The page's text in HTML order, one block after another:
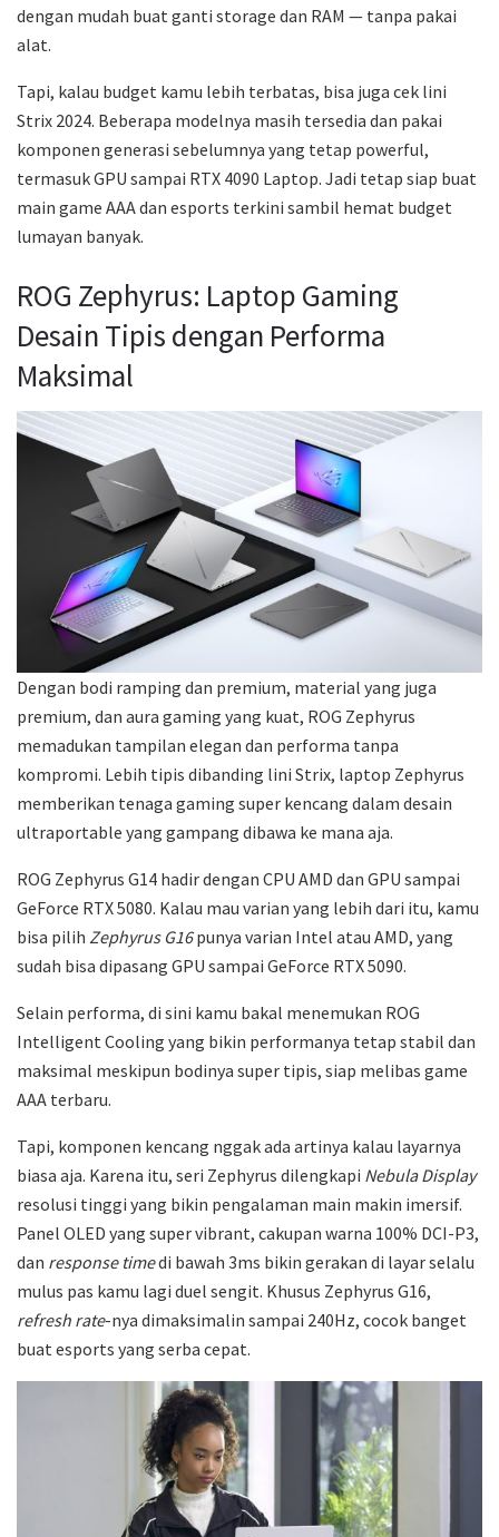
dengan mudah buat ganti storage dan RAM — tanpa pakai
alat.
Tapi, kalau budget kamu lebih terbatas, bisa juga cek lini
Strix 2024. Beberapa modelnya masih tersedia dan pakai
komponen generasi sebelumnya yang tetap powerful,
termasuk GPU sampai RTX 4090 Laptop. Jadi tetap siap buat
main game AAA dan esports terkini sambil hemat budget
lumayan banyak.
ROG Zephyrus: Laptop Gaming
Desain Tipis dengan Performa
Maksimal
Dengan bodi ramping dan premium, material yang juga
premium, dan aura gaming yang kuat, ROG Zephyrus
memadukan tampilan elegan dan performa tanpa
kompromi. Lebih tipis dibanding lini Strix, laptop Zephyrus
memberikan tenaga gaming super kencang dalam desain
ultraportable yang gampang dibawa ke mana aja.
ROG Zephyrus G14 hadir dengan CPU AMD dan GPU sampai
GeForce RTX 5080. Kalau mau varian yang lebih dari itu, kamu
bisa pilih Zephyrus G16punya varian Intel atau AMD, yang
sudah bisa dipasang GPU sampai GeForce RTX 5090.
Selain performa, di sini kamu bakal menemukan ROG
Intelligent Cooling yang bikin performanya tetap stabil dan
maksimal meskipun bodinya super tipis, siap melibas game
AAA terbaru.
Tapi, komponen kencang nggak ada artinya kalau layarnya
biasa aja. Karena itu, seri Zephyrus dilengkapi Nebula Display
resolusi tinggi yang bikin pengalaman main makin imersif.
Panel OLED yang super vibrant, cakupan warna 100% DCI-P3,
dan response timedi bawah 3ms bikin gerakan di layar selalu
mulus pas kamu lagi duel sengit. Khusus Zephyrus G16,
refresh rate-nya dimaksimalin sampai 240Hz, cocok banget
buat esports yang serba cepat.